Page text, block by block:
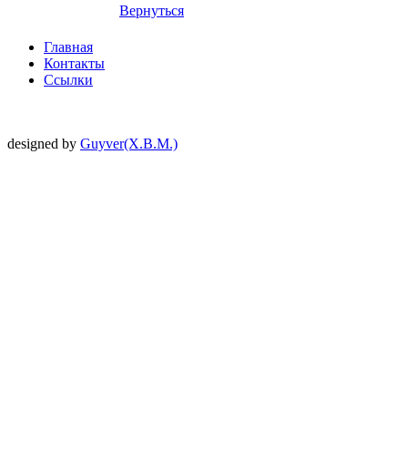
Вернуться
Главная
Контакты
Ссылки
designed by Guyver(X.B.M.)